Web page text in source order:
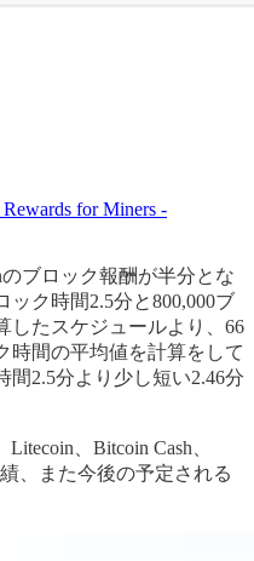
for Miners -
ブロック報酬が半分とな
ク時間2.5分と800,000ブ
したスケジュールより、66
時間の平均値を計算をして
2.5分より少し短い2.46分
、Bitcoin Cash、
、また今後の予定される